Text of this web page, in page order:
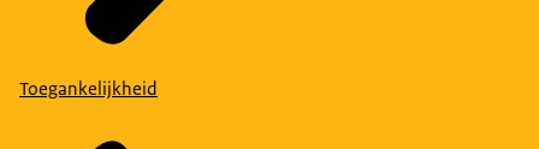
Toegankelijkheid